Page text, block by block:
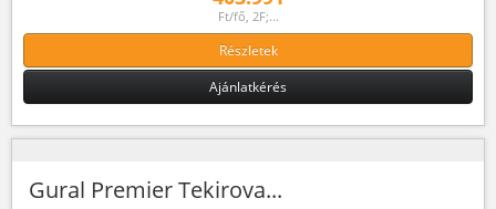
Ft/fő, 2F;...
Részletek
Ajánlatkérés
Gural Premier Tekirova...